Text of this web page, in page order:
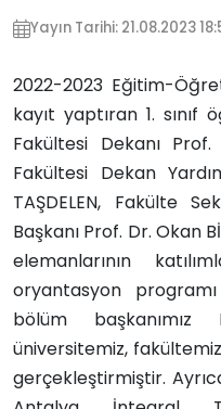
Yayın Tarihi: 21.08.2023
2022-2023 Eğitim-
kayıt yaptıran 1. sınıf
Fakültesi Dekanı
Fakültesi Dekan
TAŞDELEN, Fakülte
Başkanı Prof. Dr. Okan
elemanlarının
oryantasyon
bölüm
üniversitemiz,
gerçekleştirmiştir.